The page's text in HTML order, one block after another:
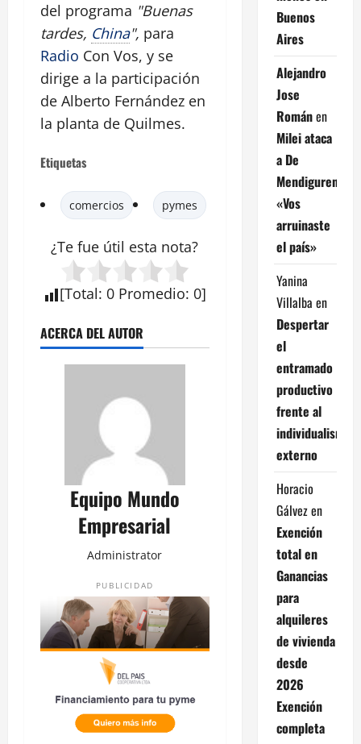
del programa "Buenas
tardes, China", para
Radio Con Vos, y se
dirige a la participación
de Alberto Fernández en
la planta de Quilmes.
Etiquetas
comercios pymes
¿Te fue útil esta nota?
[Total: 0 Promedio: 0]
ACERCA DEL AUTOR
Equipo Mundo
Empresarial
Administrator
PUBLICIDAD
Buenos
Aires
Alejandro
Jose
Románen
Milei ataca
a De
Mendiguren:
«Vos
arruinaste
el país»
Yanina
Villalba en
Despertar
el
entramado
productivo
frente al
individualismo
externo
Horacio
Gálvezen
Exención
total en
Ganancias
para
alquileres
de vivienda
desde
2026
Exención
completa